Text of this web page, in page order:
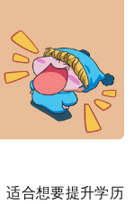
适合想要提升学历